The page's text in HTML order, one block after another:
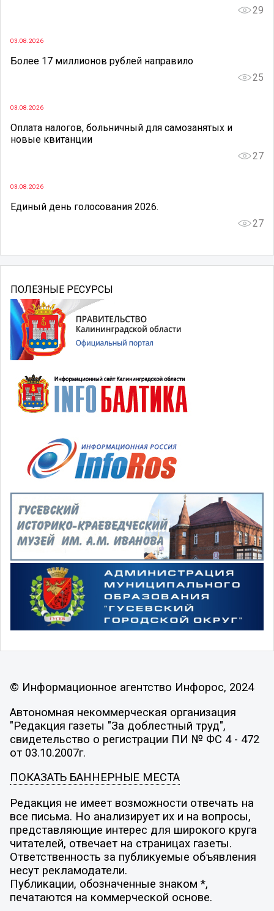
29
03.08.2026
Более 17 миллионов рублей направило
25
03.08.2026
Оплата налогов, больничный для самозанятых и
новые квитанции
27
03.08.2026
Единый день голосования 2026.
27
ПОЛЕЗНЫЕ РЕСУРСЫ
© Информационное агентство Инфорос, 2024
Автономная некоммерческая организация
"Редакция газеты "За доблестный труд",
свидетельство о регистрации ПИ № ФС 4 - 472
от 03.10.2007г.
ПОКАЗАТЬ БАННЕРНЫЕ МЕСТА
Редакция не имеет возможности отвечать на
все письма. Но анализирует их и на вопросы,
представляющие интерес для широкого круга
читателей, отвечает на страницах газеты.
Ответственность за публикуемые объявления
несут рекламодатели.
Публикации, обозначенные знаком *,
печатаются на коммерческой основе.